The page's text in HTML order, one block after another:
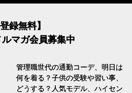
登録無料】
マガ会員募集中
管理職世代の通勤コーデ、明日は
何を着る？子供の受験や習い事、
どうする？人気モデル、ハイセン